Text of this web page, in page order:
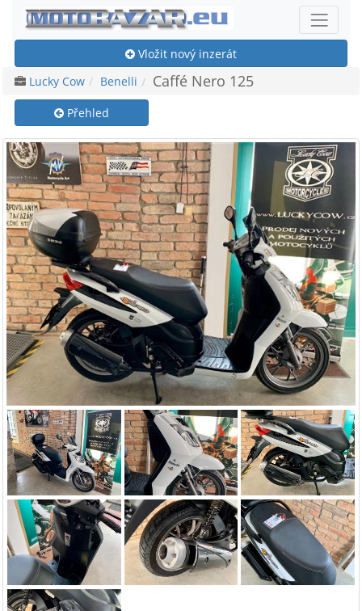
Vložit nový inzerát
Lucky Cow
Benelli Caffé Nero 125
Přehled